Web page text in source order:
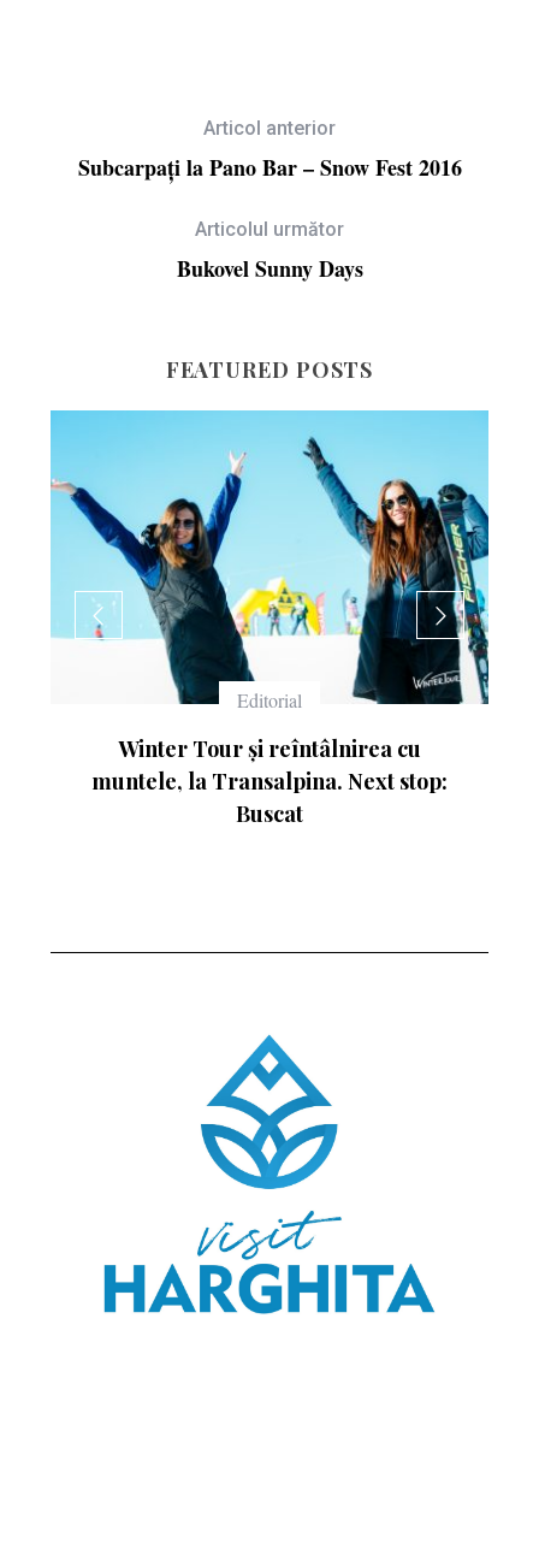
Articol anterior
Subcarpați la Pano Bar – Snow Fest 2016
Articolul următor
Bukovel Sunny Days
FEATURED POSTS
Echipament
Ce înseamnă numerele de pe schiuri